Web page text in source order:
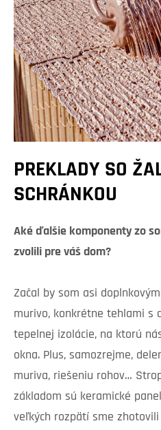
PREKLADY SO
SCHRÁNKOU
Aké ďalšie komponenty zo
zvolili pre váš dom?
Začal by som asi
murivo, konkrétne tehlami s
tepelnej izolácie, na ktorú
okna. Plus, samozrejme,
muriva, riešeniu rohov…
základom sú keramické
veľkých rozpätí sme